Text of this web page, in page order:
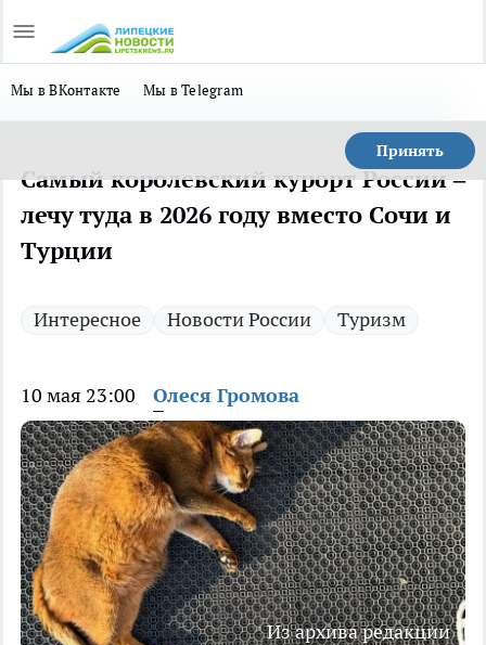
Мы в ВКонтакте Мы в Telegram
Принять
Самый королевский курорт России –
лечу туда в 2026 году вместо Сочи и
Турции
Интересное Новости России Туризм
10 мая 23:00 Олеся Громова
Из архива редакции